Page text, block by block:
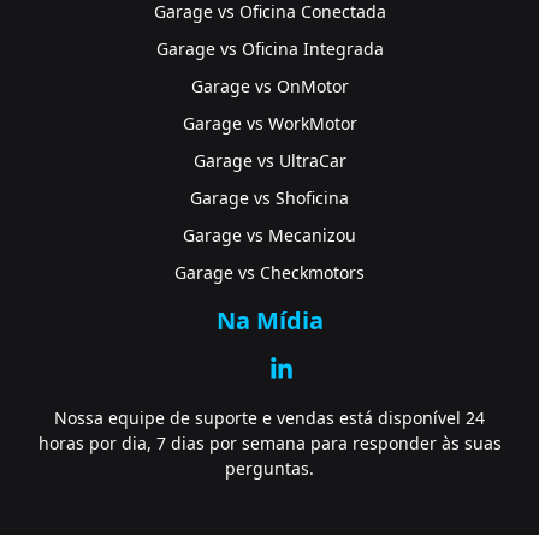
Garage vs Oficina Conectada
Garage vs Oficina Integrada
Garage vs OnMotor
Garage vs WorkMotor
Garage vs UltraCar
Garage vs Shoficina
Garage vs Mecanizou
Garage vs Checkmotors
Na Mídia
Nossa equipe de suporte e vendas está disponível 24
horas por dia, 7 dias por semana para responder às suas
perguntas.